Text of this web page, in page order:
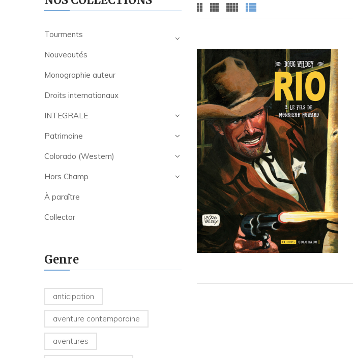
Tourments
Nouveautés
Monographie auteur
Droits internationaux
INTEGRALE
Patrimoine
Colorado (Western)
Hors Champ
À paraître
Collector
Genre
anticipation
aventure contemporaine
aventures